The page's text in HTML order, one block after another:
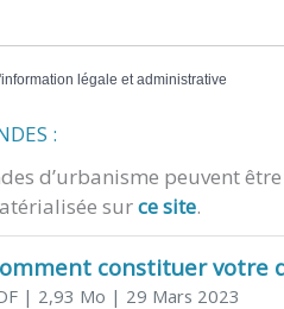
légale et administrative
:
d’urbanisme peuvent
surce site.
constituer votre
| 2,93 Mo | 29 Mars 2023